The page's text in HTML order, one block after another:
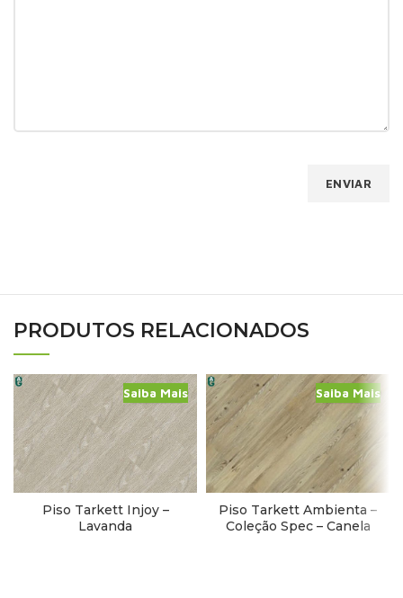
PRODUTOS RELACIONADOS
Piso Tarkett Injoy –
Lavanda
Saiba Mais
Piso Tarkett Ambienta –
Coleção Spec – Canela
Saiba Mais